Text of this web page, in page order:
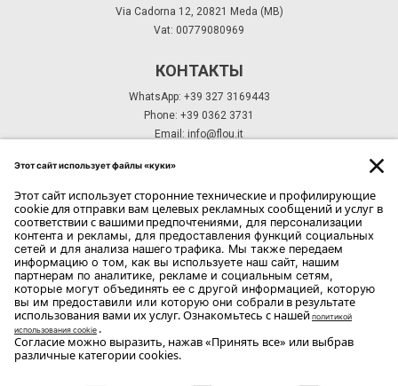
Via Cadorna 12, 20821 Meda (MB)
Vat: 00779080969
КОНТАКТЫ
WhatsApp: +39 327 3169443
Phone: +39 0362 3731
Email: info@flou.it
ПОДПИСКА НА РАССЫЛКУ
ПОДПИСКА
Copyright Flou 2026